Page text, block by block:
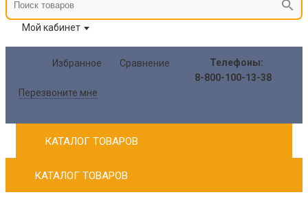
Мой кабинет
Избранное Сравнение
Телефоны:
8-800-100-13-38
Перезвоните мне
КАТАЛОГ ТОВАРОВ
КАТАЛОГ ТОВАРОВ